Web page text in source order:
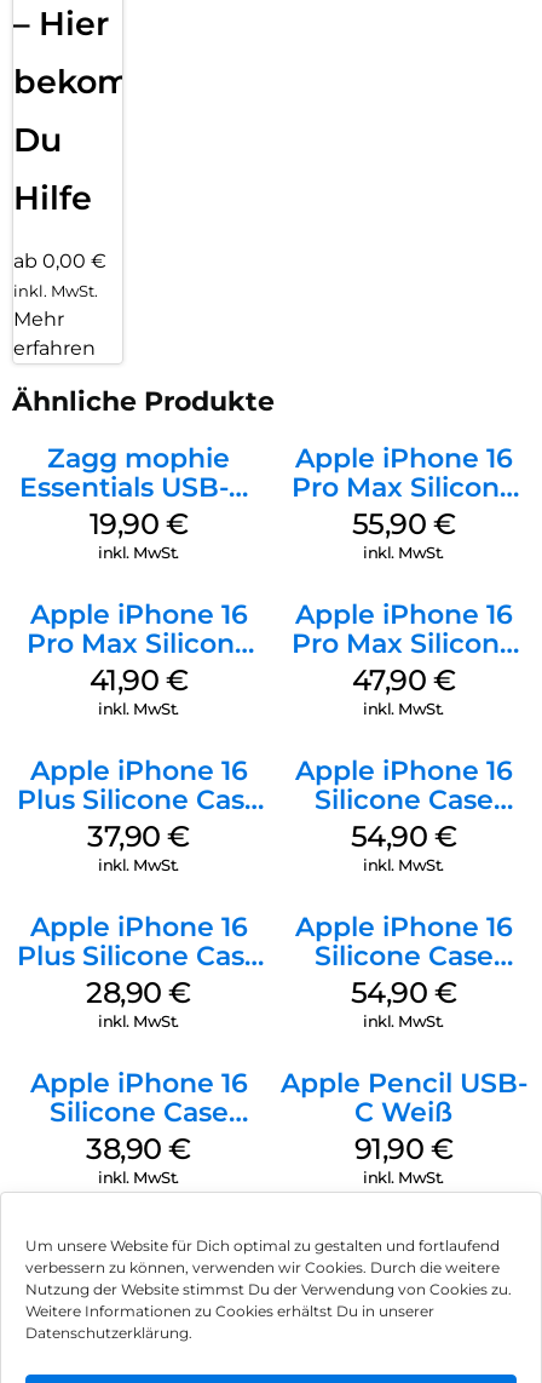
Um unsere Website für Dich optimal zu gestalten und fortlaufend
verbessern zu können, verwenden wir Cookies. Durch die weitere
Nutzung der Website stimmst Du der Verwendung von Cookies zu.
Weitere Informationen zu Cookies erhältst Du in unserer
Datenschutzerklärung.
– Hier
bekommst
Du
Hilfe
ab 0,00 €
inkl. MwSt.
Mehr
erfahren
Ähnliche Produkte
Zagg mophie
Essentials USB-C-
20W Charger PD
Weiß
19,90 €
inkl. MwSt.
Apple iPhone 16
Pro Max Silicone
Case MagSafe
Stone Gray
55,90 €
inkl. MwSt.
Apple iPhone 16
Pro Max Silicone
Case MagSafe
Ultramarine
41,90 €
inkl. MwSt.
Apple iPhone 16
Pro Max Silicone
Case MagSafe
Black
47,90 €
inkl. MwSt.
Apple iPhone 16
Plus Silicone Case
MagSafe Lake
Green
37,90€
inkl. MwSt.
Apple iPhone 16
Silicone Case
MagSafe Lake
Green
54,90 €
inkl. MwSt.
Apple iPhone 16
Plus Silicone Case
MagSafe Black
28,90€
inkl. MwSt.
Apple iPhone 16
Silicone Case
MagSafe Black
54,90 €
inkl. MwSt.
Apple iPhone 16
Silicone Case
MagSafe
Ultramarine
38,90€
inkl. MwSt.
Apple Pencil USB-
C Weiß
91,90 €
inkl. MwSt.
Impressum